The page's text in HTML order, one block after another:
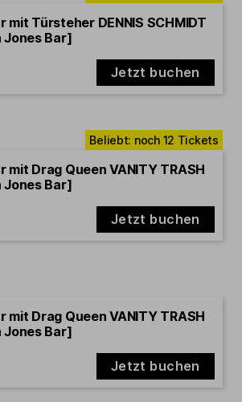
mit Türsteher DENNIS SCHMIDT
Jones Bar]
Jetzt buchen
mit Drag Queen VANITY TRASH
Jones Bar]
Jetzt buchen
mit Drag Queen VANITY TRASH
Jones Bar]
Jetzt buchen